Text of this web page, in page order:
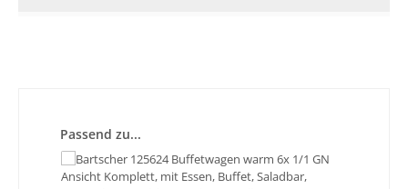
Produktgalerie überspringen
Passend zu...